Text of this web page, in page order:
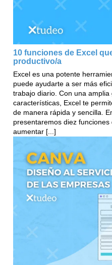
10 funciones de Excel
productivo/a
Excel es una potente
puede ayudarte a ser más
trabajo diario. Con una
características, Excel te
de manera rápida y sencilla.
presentaremos diez
aumentar [...]